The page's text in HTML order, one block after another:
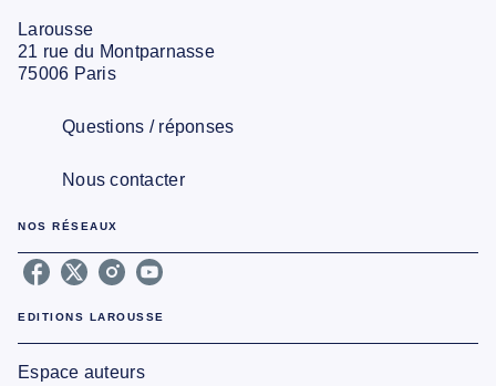
Larousse
21 rue du Montparnasse
75006 Paris
Questions / réponses
Nous contacter
NOS RÉSEAUX
EDITIONS LAROUSSE
Espace auteurs